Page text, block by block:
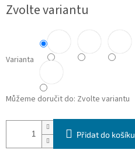
cena:
Zvolte variantu
Varianta
Můžeme doručit do: Zvolte variantu
Přidat do košíku